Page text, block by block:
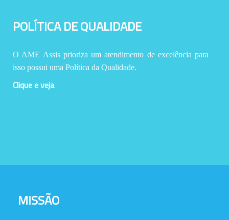
POLÍTICA DE QUALIDADE
O AME Assis prioriza um atendimento de excelência para
isso possui uma Política da Qualidade.
Clique e veja
MISSÃO